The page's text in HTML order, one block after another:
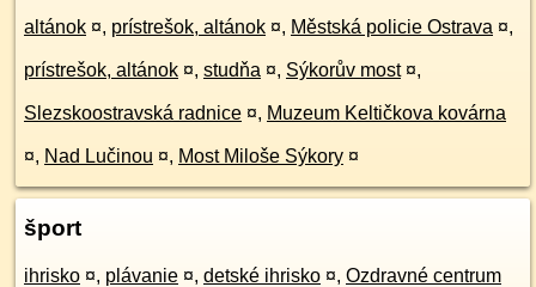
altánok ¤, prístrešok, altánok ¤, Městská policie Ostrava ¤,
prístrešok, altánok ¤, studňa ¤, Sýkorův most ¤,
Slezskoostravská radnice ¤, Muzeum Keltičkova kovárna
¤, Nad Lučinou ¤, Most Miloše Sýkory ¤
šport
ihrisko ¤, plávanie ¤, detské ihrisko ¤, Ozdravné centrum